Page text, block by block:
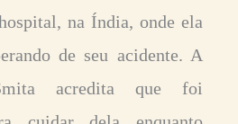
na Índia, onde ela
de seu acidente. A
acredita que foi